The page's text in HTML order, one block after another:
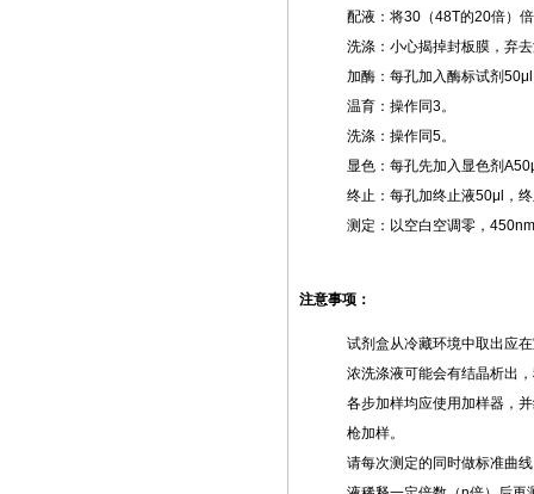
配液：将30 （48T的20倍）
洗涤：小心揭掉封板膜，弃
加酶：每孔加入酶标试剂 50μl
温育：操作同3。
洗涤：操作同5。
显色：每孔先加入显色剂
终止：每孔加终止液50μl
，
测定：以空白空调零， 450nm
注意事项：
试剂盒从冷藏环境中取出应
浓洗涤液可能会有结晶析出
各步加样均应使用加样器，
枪加样。
请每次测定的同时做标准曲